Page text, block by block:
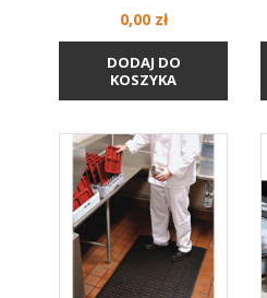
Cena
0,00 zł
DODAJ DO
KOSZYKA